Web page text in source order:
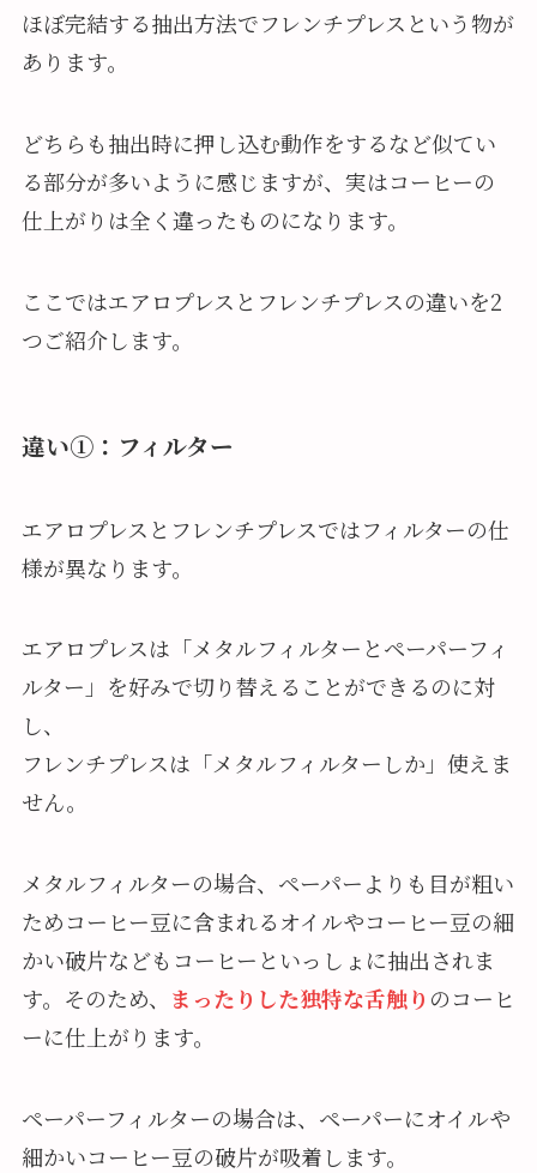
ほぼ完結する抽出方法でフレンチプレスという物が
あります。
どちらも抽出時に押し込む動作をするなど似てい
る部分が多いように感じますが、実はコーヒーの
仕上がりは全く違ったものになります。
ここではエアロプレスとフレンチプレスの違いを2
つご紹介します。
違い①：フィルター
エアロプレスとフレンチプレスではフィルターの仕
様が異なります。
エアロプレスは「メタルフィルターとペーパーフィ
ルター」を好みで切り替えることができるのに対
し、
フレンチプレスは「メタルフィルターしか」使えま
せん。
メタルフィルターの場合、ペーパーよりも目が粗い
ためコーヒー豆に含まれるオイルやコーヒー豆の細
かい破片などもコーヒーといっしょに抽出されま
す。そのため、 まったりした独特な舌触り のコーヒ
ーに仕上がります。
ペーパーフィルターの場合は、ペーパーにオイルや
細かいコーヒー豆の破片が吸着します。